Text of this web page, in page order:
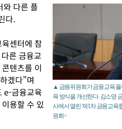
▲ 금융위원회가 금융교육 플
육 방식을 개선한다. 김소영
사에서 열린 '제1차 금융교육
원회>
와 다른 플
다.
센터에 참
른 금융교
텐츠를 이
겠다”며
e-금융교육
용할 수 있